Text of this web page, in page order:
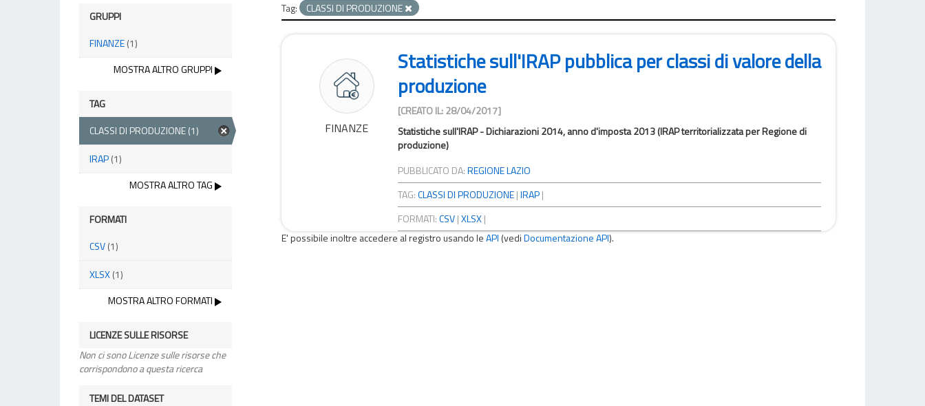
GRUPPI
FINANZE(1)
MOSTRA ALTRO GRUPPI
TAG
CLASSI DI PRODUZIONE(1)
IRAP(1)
MOSTRA ALTRO TAG
FORMATI
CSV(1)
XLSX(1)
MOSTRA ALTRO FORMATI
LICENZE SULLE RISORSE
Non ci sono Licenze sulle risorse che
corrispondono a questa ricerca
TEMI DEL DATASET
Tag: CLASSI DI PRODUZIONE
FINANZE
Statistiche sull'IRAP pubblica per classi di valore della
produzione
[CREATO IL: 28/04/2017]
Statistiche sull'IRAP - Dichiarazioni 2014, anno d'imposta 2013 (IRAP territorializzata per Regione di
produzione)
PUBBLICATO DA:REGIONE LAZIO
TAG:CLASSI DI PRODUZIONE |IRAP |
FORMATI:CSV |XLSX |
E' possibile inoltre accedere al registro usando leAPI (vediDocumentazione API).